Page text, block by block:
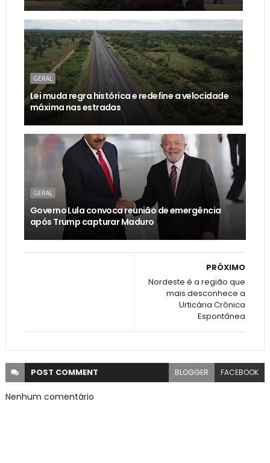
GERAL
Lei muda regra histórica e redefine a velocidade
máxima nas estradas
GERAL
Governo Lula convoca reunião de emergência
após Trump capturar Maduro
PRÓXIMO
Nordeste é a região que
mais desconhece a
Urticária Crônica
Espontânea
POST COMMENT BLOGGER FACEBOOK
Nenhum comentário